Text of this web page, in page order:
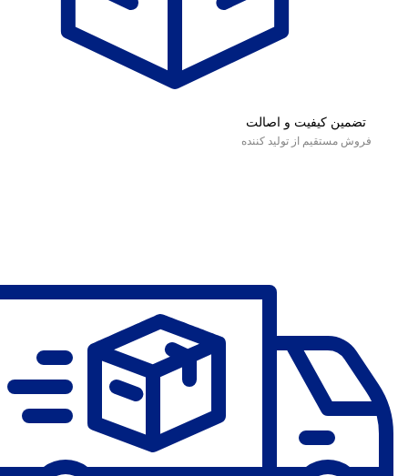
تضمین کیفیت و اصالت
فروش مستقیم از تولید کننده